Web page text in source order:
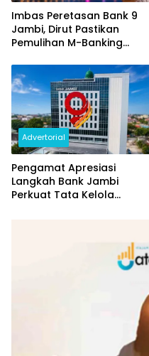
Imbas Peretasan Bank 9
Jambi, Dirut Pastikan
Pemulihan M-Banking
Advertorial
Pengamat Apresiasi
Langkah Bank Jambi
Perkuat Tata Kelola